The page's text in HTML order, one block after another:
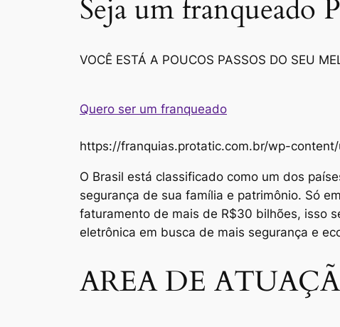
Seja um franqueado
VOCÊ ESTÁ A POUCOS PASSOS DO SEU
Quero ser um franqueado
https://franquias.protatic.com.br/wp-
O Brasil está classificado como um dos
segurança de sua família e patrimônio. Só
faturamento de mais de R$30 bilhões, isso
eletrônica em busca de mais segurança e
AREA DE